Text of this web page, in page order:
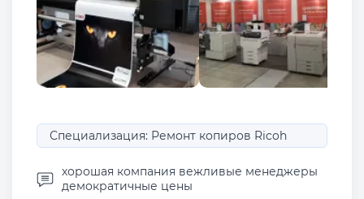
Специализация: Ремонт копиров Ricoh
хорошая компания вежливые менеджеры
демократичные цены